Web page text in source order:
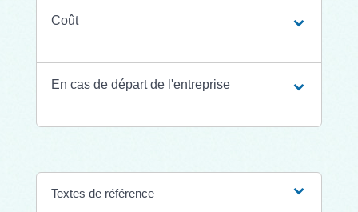
Coût
En cas de départ de l'entreprise
Textes de référence